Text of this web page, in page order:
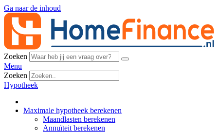
Ga naar de inhoud
Zoeken
Menu
Zoeken
Hypotheek
Maximale hypotheek berekenen
Maandlasten berekenen
Annuïteit berekenen